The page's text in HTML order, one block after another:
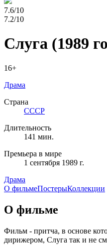
7.6/10
7.2/10
Слуга (1989
16+
Драма
Страна
СССР
Длительность
141 мин.
Премьера в мире
1 сентября 1989 г.
Драма
О фильмеПостерыКоллекции
О фильме
Фильм - притча, в основе
дирижером, Слуга так и не